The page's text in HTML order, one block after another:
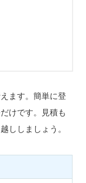
ます。簡単に登
けです。見積も
ししましょう。